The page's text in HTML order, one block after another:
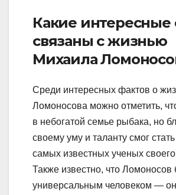
Какие интересные
связаны с жизнью
Михаила
Среди интересных фактов о
Ломоносова можно отметить,
в небогатой семье рыбака, но
своему уму и таланту смог
самых известных ученых
Также известно, что Ломоносов
универсальным человеком — он